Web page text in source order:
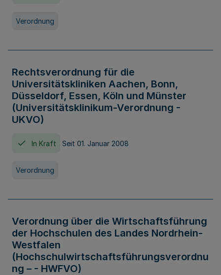
Verordnung
Rechtsverordnung für die
Universitätskliniken Aachen, Bonn,
Düsseldorf, Essen, Köln und Münster
(Universitätsklinikum-Verordnung -
UKVO)
In Kraft Seit 01. Januar 2008
Verordnung
Verordnung über die Wirtschaftsführung
der Hochschulen des Landes Nordrhein-
Westfalen
(Hochschulwirtschaftsführungsverordnu
ng – - HWFVO)